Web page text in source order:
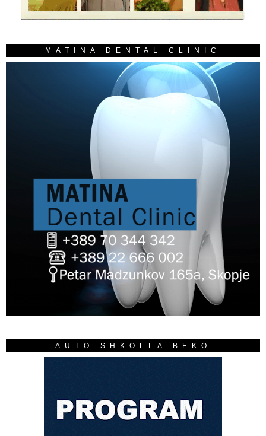
MATINA DENTAL CLINIC
AUTO SHKOLLA BEKO